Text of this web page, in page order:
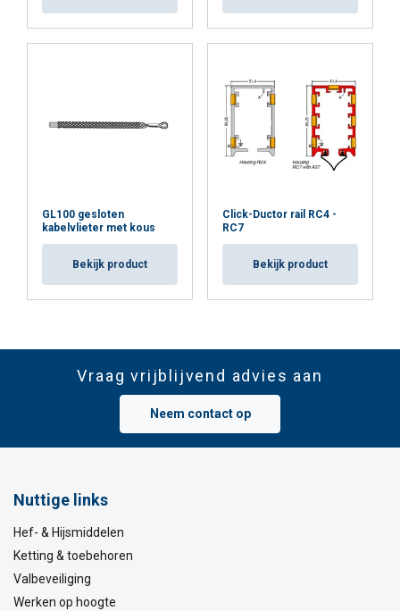
GL100 gesloten
kabelvlieter met kous
Bekijk product
Click-Ductor rail RC4 -
RC7
Bekijk product
Vraag vrijblijvend advies aan
Neem contact op
Nuttige links
Hef- & Hijsmiddelen
Ketting & toebehoren
Valbeveiliging
Werken op hoogte